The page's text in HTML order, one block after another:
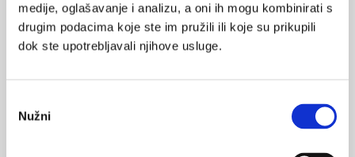
medije, oglašavanje i analizu, a oni ih mogu kombinirati s
drugim podacima koje ste im pružili ili koje su prikupili
dok ste upotrebljavali njihove usluge.
pristanka
Nužni
Trombofilija – kliničko značenje
23.09.2020.
Virtualna konferencija „Zdravstvo temeljeno na